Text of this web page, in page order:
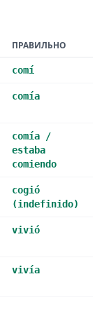
ПРАВИЛЬНО
comí
comía
comía /
estaba
comiendo
cogió
(indefinido)
vivió
vivía